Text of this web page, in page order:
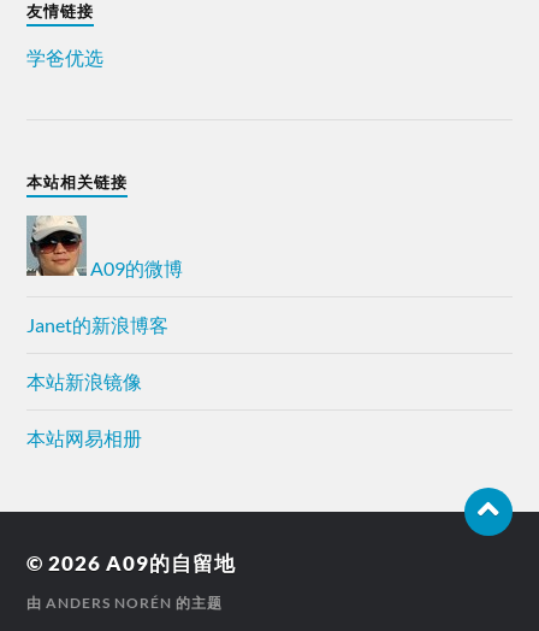
友情链接
学爸优选
本站相关链接
A09的微博
Janet的新浪博客
本站新浪镜像
本站网易相册
© 2026A09的自留地
由ANDERS NORÉN 的主题